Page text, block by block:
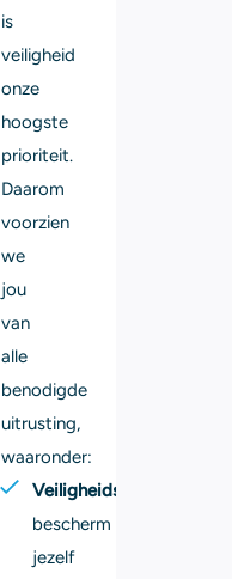
is
veiligheid
onze
hoogste
prioriteit.
Daarom
voorzien
we
jou
van
alle
benodigde
uitrusting,
waaronder:
Veiligheidsschoenen:
bescherm
jezelf